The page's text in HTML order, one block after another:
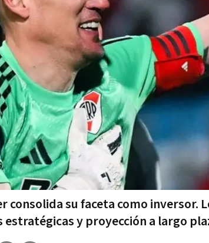
consolida su faceta como inversor.
estratégicas y proyección a largo